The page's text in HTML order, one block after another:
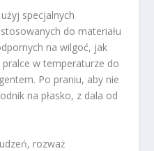
specjalnych
do materiału
na wilgoć, jak
w temperaturze do
Po praniu, aby nie
na płasko, z dala od
rozważ